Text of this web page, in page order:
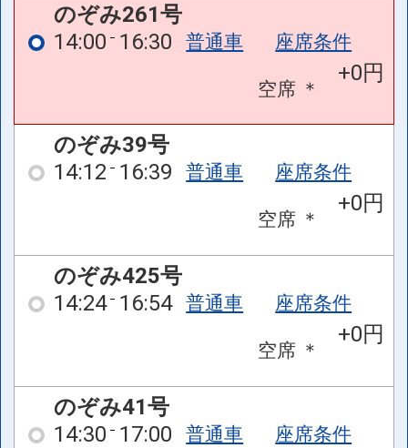
のぞみ261号
14:00 16:30 普通車 座席条件
空席 ＊
+0円
のぞみ39号
14:12 16:39 普通車 座席条件
空席 ＊
+0円
のぞみ425号
14:24 16:54 普通車 座席条件
空席 ＊
+0円
のぞみ41号
14:30 17:00 普通車 座席条件